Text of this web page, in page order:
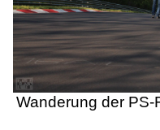
Wanderung der